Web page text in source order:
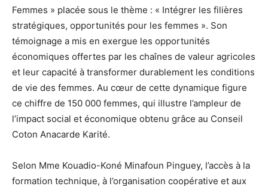
Femmes » placée sous le thème : « Intégrer les filières
stratégiques, opportunités pour les femmes ». Son
témoignage a mis en exergue les opportunités
économiques offertes par les chaînes de valeur agricoles
et leur capacité à transformer durablement les conditions
de vie des femmes. Au cœur de cette dynamique figure
ce chiffre de 150 000 femmes, qui illustre l’ampleur de
l’impact social et économique obtenu grâce au Conseil
Coton Anacarde Karité.
Selon Mme Kouadio-Koné Minafoun Pinguey, l’accès à la
formation technique, à l’organisation coopérative et aux